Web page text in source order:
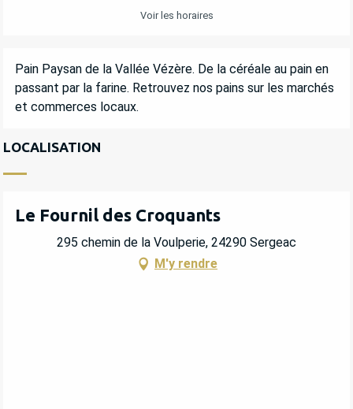
Voir les horaires
DESCRIPTION
Pain Paysan de la Vallée Vézère. De la céréale au pain en
passant par la farine. Retrouvez nos pains sur les marchés
et commerces locaux.
LOCALISATION
Le Fournil des Croquants
295 chemin de la Voulperie, 24290 Sergeac
M'y rendre